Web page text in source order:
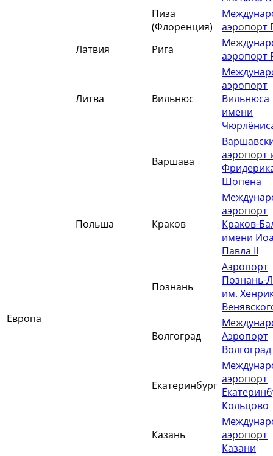
Европа
Пиза
(Флоренция)
аэропорт
Латвия
Рига
аэропорт
Литва Вильнюс
аэропорт
Вильнюса
имени
Польша
Варшава
аэропорт
Шопена
Краков
аэропорт
Краков-
имени
Павла II
Познань
Аэропорт
Познань-
им.
Волгоград
Аэропорт
Волгоград
Екатеринбург аэропорт
Кольцово
Казань
аэропорт
Казани